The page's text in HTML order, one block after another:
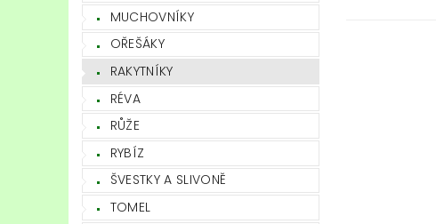
MUCHOVNÍKY
OŘEŠÁKY
RAKYTNÍKY
RÉVA
RŮŽE
RYBÍZ
ŠVESTKY A SLIVONĚ
TOMEL